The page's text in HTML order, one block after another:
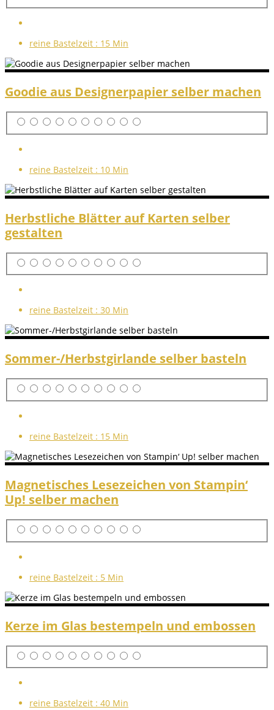
reine Bastelzeit : 15 Min
Goodie aus Designerpapier selber machen
reine Bastelzeit : 10 Min
Herbstliche Blätter auf Karten selber
gestalten
reine Bastelzeit : 30 Min
Sommer-/Herbstgirlande selber basteln
reine Bastelzeit : 15 Min
Magnetisches Lesezeichen von Stampin‘
Up! selber machen
reine Bastelzeit : 5 Min
Kerze im Glas bestempeln und embossen
reine Bastelzeit : 40 Min